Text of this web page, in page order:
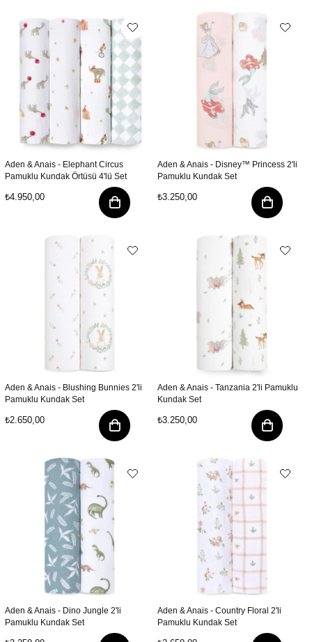
Aden & Anais - Elephant Circus
Pamuklu Kundak Örtüsü 4'lü Set
₺4.950,00
Aden & Anais - Disney™ Princess 2'li
Pamuklu Kundak Set
₺3.250,00
Aden & Anais - Blushing Bunnies 2'li
Pamuklu Kundak Set
₺2.650,00
Aden & Anais - Tanzania 2'li Pamuklu
Kundak Set
₺3.250,00
Aden & Anais - Dino Jungle 2'li
Pamuklu Kundak Set
Aden & Anais - Country Floral 2'li
Pamuklu Kundak Set